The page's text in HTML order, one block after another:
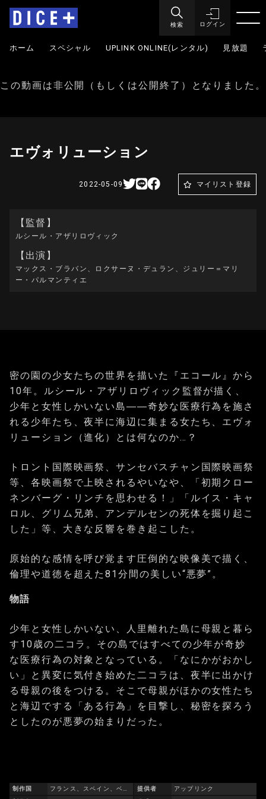
検索 ログイン
ホーム スペシャル UPLINK ONLINE(レンタル) 見放題
この動画は非公開（もしくは公開終了）となりました。
エヴォリューション
2022-05-09 マイリスト登録
【監督】
ルシール・アザリロヴィック
【出演】
マックス・ブラバン、ロクサーヌ・デュラン、ジュリー＝マリ
ー・パルマンティエ
密の園の少女たちの世界を描いた『エコール』から
10年。ルシール・アザリロヴィック監督が描く、
少年と女性しかいない島――奇妙な医療行為を施さ
れる少年たち、夜半に海辺に集まる女たち、エヴォ
リューション（進化）とは何なのか…？
トロント国際映画祭、サンセバスチャン国際映画祭
等、各映画祭で上映されるやいなや、「初期クロー
ネンバーグ・リンチを思わせる！」「ルイス・キャ
ロル、グリム兄弟、アンデルセンの死体を掘り起こ
した」等、大きな反響を巻き起こした。
原始的な感情を呼び覚ます圧倒的な映像美で描く、
倫理や道徳を超えた81分間の美しい“悪夢”。
物語
少年と女性しかいない、人里離れた島に母親と暮ら
す10歳の二コラ。その島ではすべての少年が奇妙
な医療行為の対象となっている。「なにかがおかし
い」と異変に気付き始めた二コラは、夜半に出かけ
る母親の後をつける。そこで母親がほかの女性たち
と海辺でする「ある行為」を目撃し、秘密を探ろう
としたのが悪夢の始まりだった。
制作国 提供者
アップリンク